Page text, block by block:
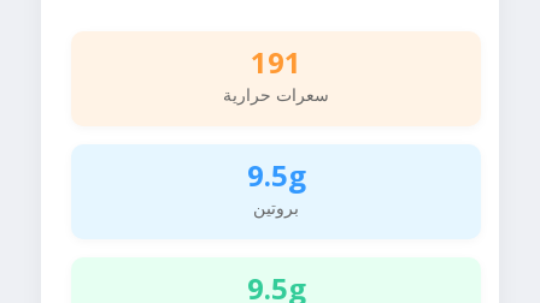
191
سعرات حرارية
9.5g
بروتين
9.5g